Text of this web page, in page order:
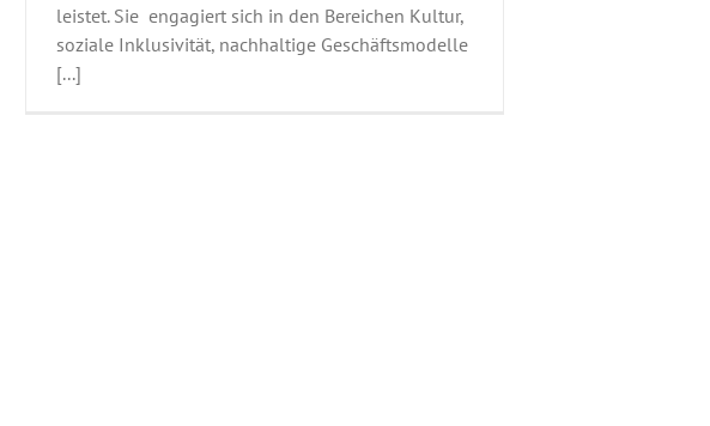
leistet. Sie engagiert sich in den Bereichen Kultur,
soziale Inklusivität, nachhaltige Geschäftsmodelle
[...]